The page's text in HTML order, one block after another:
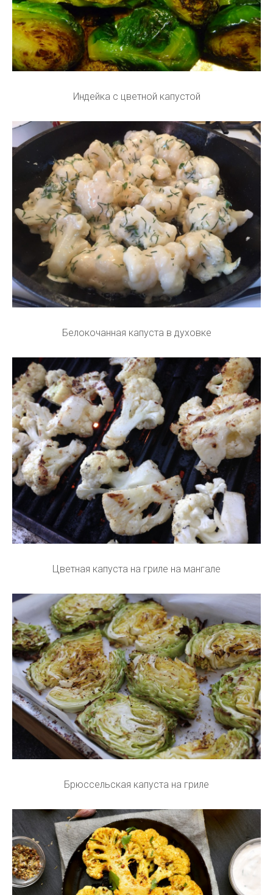
Индейка с цветной капустой
Белокочанная капуста в духовке
Цветная капуста на гриле на мангале
Брюссельская капуста на гриле